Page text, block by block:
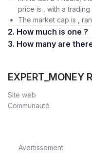
price is , with a trading
The market cap is ,
2. How much is one ?
3. How many are
EXPERT_MONEY
Site web
Communauté
Avertissement